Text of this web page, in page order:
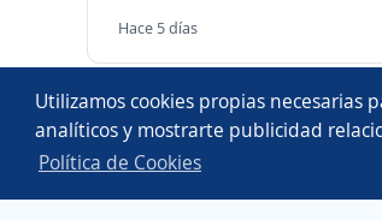
Utilizamos cookies propias necesarias
analíticos y mostrarte publicidad
Política de Cookies
Hace 5 días
Copyright 2014 -
Aviso legal